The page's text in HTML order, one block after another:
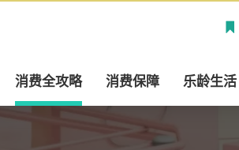
消费全攻略 消费保障 乐龄生活